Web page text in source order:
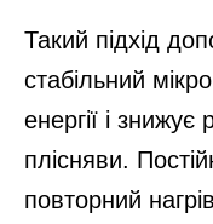
Такий підхід
стабільний
енергії і
плісняви.
повторний